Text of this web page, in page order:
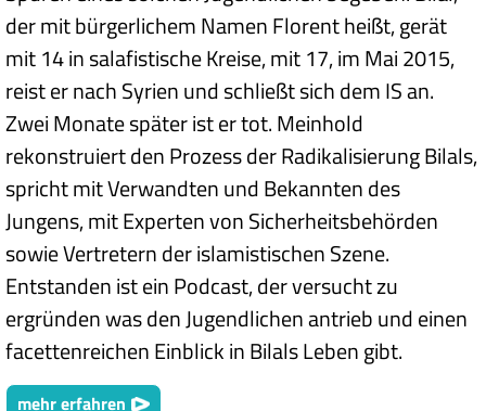
der mit bürgerlichem Namen Florent heißt, gerät
mit 14 in salafistische Kreise, mit 17, im Mai 2015,
reist er nach Syrien und schließt sich dem IS an.
Zwei Monate später ist er tot. Meinhold
rekonstruiert den Prozess der Radikalisierung Bilals,
spricht mit Verwandten und Bekannten des
Jungens, mit Experten von Sicherheitsbehörden
sowie Vertretern der islamistischen Szene.
Entstanden ist ein Podcast, der versucht zu
ergründen was den Jugendlichen antrieb und einen
facettenreichen Einblick in Bilals Leben gibt.
mehr erfahren